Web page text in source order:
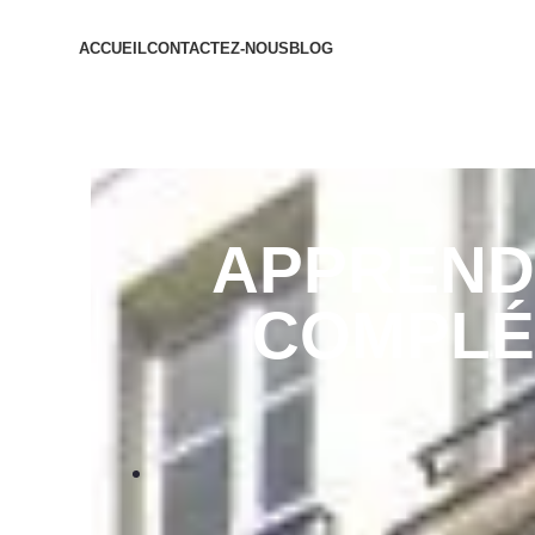
ACCUEILCONTACTEZ-NOUS BLOG